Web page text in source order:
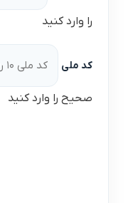
را وارد کنید
کد ملی
صحیح را وارد کنید